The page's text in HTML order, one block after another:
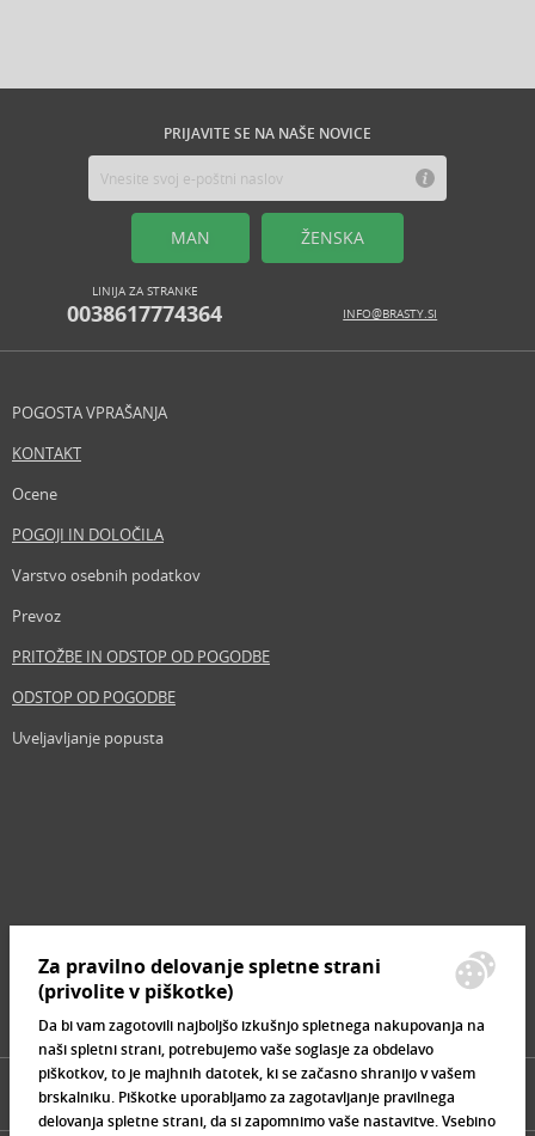
PRIJAVITE SE NA NAŠE NOVICE
MAN ŽENSKA
LINIJA ZA STRANKE
0038617774364 INFO@BRASTY.SI
POGOSTA VPRAŠANJA
KONTAKT
Ocene
POGOJI IN DOLOČILA
Varstvo osebnih podatkov
Prevoz
PRITOŽBE IN ODSTOP OD POGODBE
ODSTOP OD POGODBE
Uveljavljanje popusta
Znamke, ki se prodajajo
Za pravilno delovanje spletne strani
(privolite v piškotke)
Da bi vam zagotovili najboljšo izkušnjo spletnega nakupovanja na
naši spletni strani, potrebujemo vaše soglasje za obdelavo
piškotkov, to je majhnih datotek, ki se začasno shranijo v vašem
brskalniku. Piškotke uporabljamo za zagotavljanje pravilnega
delovanja spletne strani, da si zapomnimo vaše nastavitve. Vsebino